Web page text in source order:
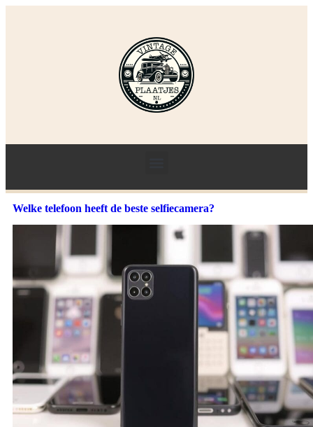
Welke telefoon heeft de beste selfiecamera?